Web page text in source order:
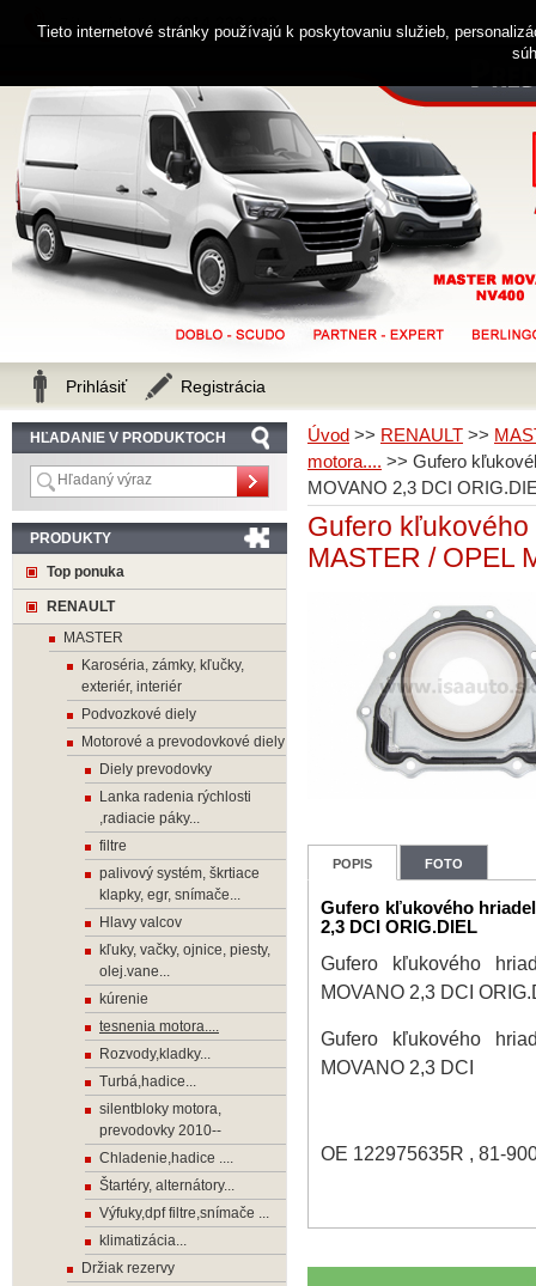
Úvod >> RENAULT >>
motora.... >> Gufero
MOVANO 2,3 DCI
Gufero
MASTER / OPEL
POPIS FOTO
Gufero kľukového
2,3 DCI ORIG.DIEL
Gufero kľukového
MOVANO 2,3 DCI
Gufero kľukového
MOVANO 2,3 DCI
OE 122975635R , 81-
HĽADANIE V PRODUKTOCH
PRODUKTY
Top ponuka
RENAULT
MASTER
Karoséria, zámky, kľučky,
exteriér, interiér
Podvozkové diely
Motorové a prevodovkové diely
Diely prevodovky
Lanka radenia rýchlosti
,radiacie páky...
filtre
palivový systém, škrtiace
klapky, egr, snímače...
Hlavy valcov
kľuky, vačky, ojnice, piesty,
olej.vane...
kúrenie
tesnenia motora....
Rozvody,kladky...
Turbá,hadice...
silentbloky motora,
prevodovky 2010--
Chladenie,hadice ....
Štartéry, alternátory...
Výfuky,dpf filtre,snímače ...
klimatizácia...
Držiak rezervy
Zákaznícka linka 0914 238 482
Prihlásiť Registrácia
Tieto internetové stránky používajú k poskytovaniu služieb,